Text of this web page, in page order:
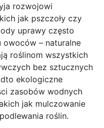
rozwojowi
jak pszczoły czy
uprawy często
– naturalne
roślinom wszystkich
bez sztucznych
ekologiczne
zasobów wodnych
jak mulczowanie
roślin.